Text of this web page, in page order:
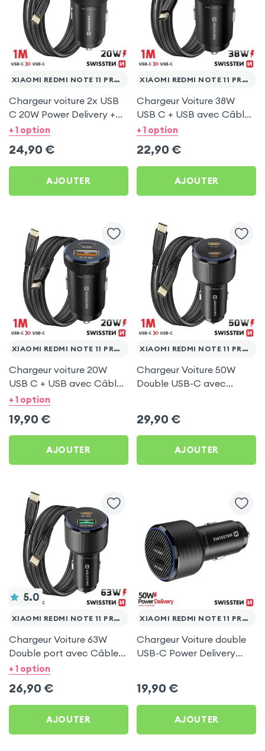
XIAOMI REDMI NOTE 11 PRO 5G
Chargeur voiture 2x USB
C 20W Power Delivery +
Câble USB C 60W pour
5G
+ 1 option
24,90 €
AJOUTER
XIAOMI REDMI NOTE 11 PRO 5G
Chargeur Voiture 38W
USB C + USB avec Câble
type C Swissten pour
5G
+ 1 option
22,90 €
AJOUTER
XIAOMI REDMI NOTE 11 PRO 5G
Chargeur voiture 20W
USB C + USB avec Câble
type C Swissten pour
5G
+ 1 option
19,90 €
AJOUTER
XIAOMI REDMI NOTE 11 PRO 5G
Chargeur Voiture 50W
Double USB-C avec
5G
29,90 €
AJOUTER
5.0
XIAOMI REDMI NOTE 11 PRO 5G
Chargeur Voiture 63W
Double port avec Câble
USB C 1m pour Xiaomi
+ 1 option
26,90 €
AJOUTER
XIAOMI REDMI NOTE 11 PRO 5G
Chargeur Voiture double
USB-C Power Delivery
5G
19,90 €
AJOUTER